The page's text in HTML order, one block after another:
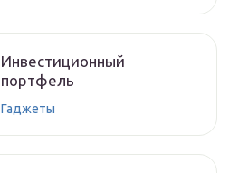
Инвестиционный
портфель
Гаджеты